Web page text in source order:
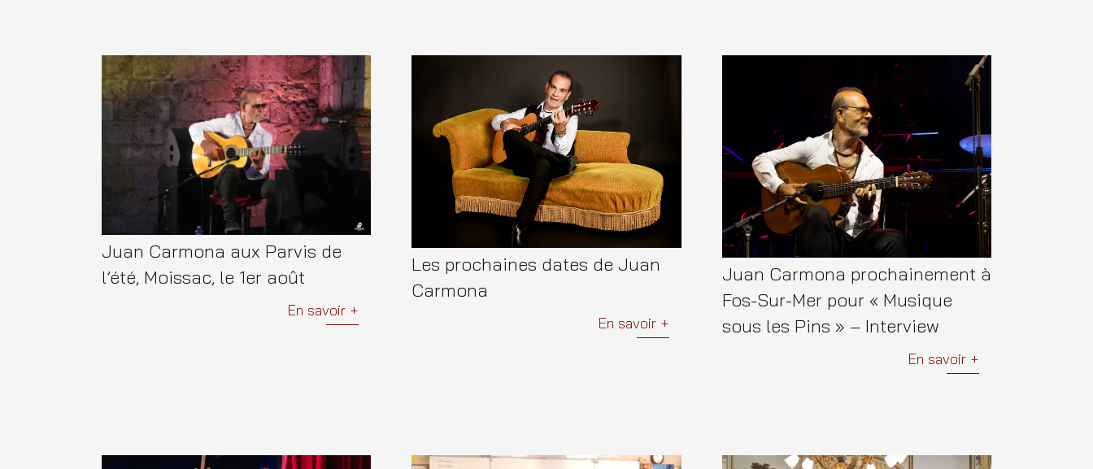
Juan Carmona aux Parvis de
l’été, Moissac, le 1er août
En savoir +
Les prochaines dates de Juan
Carmona
En savoir +
Juan Carmona prochainement à
Fos-Sur-Mer pour « Musique
sous les Pins » – Interview
En savoir +